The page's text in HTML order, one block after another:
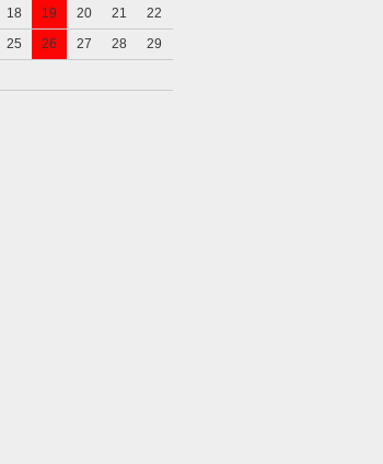
18 19 20 21
22
25 26 27 28
29